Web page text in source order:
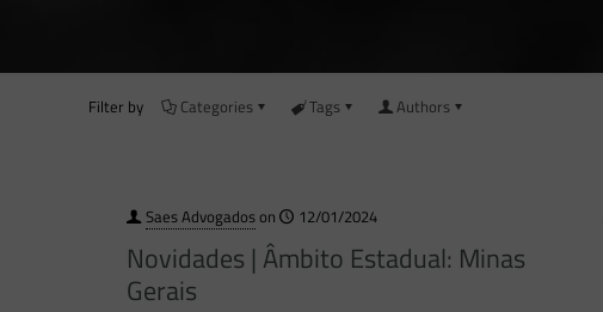
Filter by Categories Tags Authors
Saes Advogadoson 12/01/2024
Novidades | Âmbito Estadual: Minas
Gerais